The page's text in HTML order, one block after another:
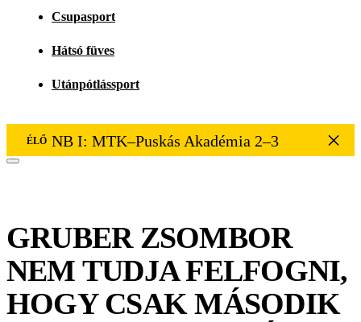
Csupasport
Hátsó füves
Utánpótlássport
ÉLŐ NB I: MTK–Puskás Akadémia 2–3
GRUBER ZSOMBOR
NEM TUDJA FELFOGNI,
HOGY CSAK MÁSODIK